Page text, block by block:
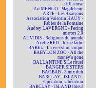
still a rose
Art MENGO - Magdeleine
ARTE - Les 4 saisons
Association Valentin HAÜY -
Fables de la Fontaine
Audrey LAVERGNE - Facing
mirrors 2.0
AUVIDIS - Religions du monde
Axelle RED - Je me fâche
BABEL - La vie est un cirque
BABYLON ZOO - All the
money's gone
BALLANTINE'S Le rituel
BANGER SISTERS
BAOBAB - 3 mix dub
BARCLAY - ISLAND -
Opération Libération
BARCLAY - ISLAND [bleu]